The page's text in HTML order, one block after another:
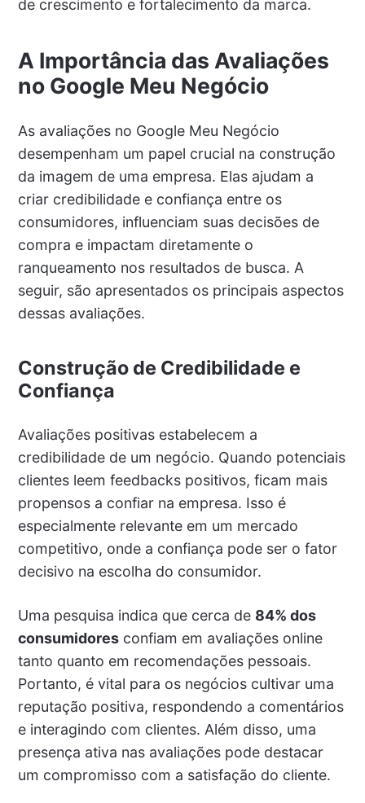
de crescimento e fortalecimento da marca.
A Importância das Avaliações
no Google Meu Negócio
As avaliações no Google Meu Negócio
desempenham um papel crucial na construção
da imagem de uma empresa. Elas ajudam a
criar credibilidade e confiança entre os
consumidores, influenciam suas decisões de
compra e impactam diretamente o
ranqueamento nos resultados de busca. A
seguir, são apresentados os principais aspectos
dessas avaliações.
Construção de Credibilidade e
Confiança
Avaliações positivas estabelecem a
credibilidade de um negócio. Quando potenciais
clientes leem feedbacks positivos, ficam mais
propensos a confiar na empresa. Isso é
especialmente relevante em um mercado
competitivo, onde a confiança pode ser o fator
decisivo na escolha do consumidor.
Uma pesquisa indica que cerca de 84% dos
consumidoresconfiam em avaliações online
tanto quanto em recomendações pessoais.
Portanto, é vital para os negócios cultivar uma
reputação positiva, respondendo a comentários
e interagindo com clientes. Além disso, uma
presença ativa nas avaliações pode destacar
um compromisso com a satisfação do cliente.